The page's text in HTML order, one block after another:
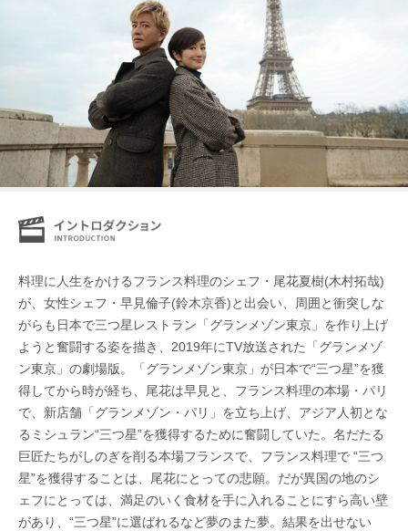
料理に人生をかけるフランス料理のシェフ・尾花夏樹(木村拓哉)
が、女性シェフ・早見倫子(鈴木京香)と出会い、周囲と衝突しな
がらも日本で三つ星レストラン「グランメゾン東京」を作り上げ
ようと奮闘する姿を描き、2019年にTV放送された「グランメゾ
ン東京」の劇場版。「グランメゾン東京」が日本で“三つ星”を獲
得してから時が経ち、尾花は早見と、フランス料理の本場・パリ
で、新店舗「グランメゾン・パリ」を立ち上げ、アジア人初とな
るミシュラン“三つ星”を獲得するために奮闘していた。名だたる
巨匠たちがしのぎを削る本場フランスで、フランス料理で “三つ
星”を獲得することは、尾花にとっての悲願。だが異国の地のシ
ェフにとっては、満足のいく食材を手に入れることにすら高い壁
があり、“三つ星”に選ばれるなど夢のまた夢。結果を出せない